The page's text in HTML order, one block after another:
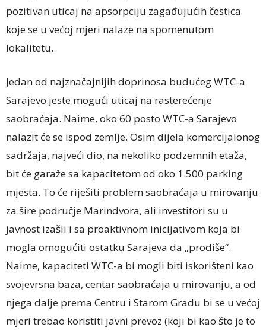
pozitivan uticaj na apsorpciju zagađujućih čestica
koje se u većoj mjeri nalaze na spomenutom
lokalitetu.
Jedan od najznačajnijih doprinosa budućeg WTC-a
Sarajevo jeste mogući uticaj na rasterećenje
saobraćaja. Naime, oko 60 posto WTC-a Sarajevo
nalazit će se ispod zemlje. Osim dijela komercijalonog
sadržaja, najveći dio, na nekoliko podzemnih etaža,
bit će garaže sa kapacitetom od oko 1.500 parking
mjesta. To će riješiti problem saobraćaja u mirovanju
za šire područje Marindvora, ali investitori su u
javnost izašli i sa proaktivnom inicijativom koja bi
mogla omogućiti ostatku Sarajeva da „prodiše“.
Naime, kapaciteti WTC-a bi mogli biti iskorišteni kao
svojevrsna baza, centar saobraćaja u mirovanju, a od
njega dalje prema Centru i Starom Gradu bi se u većoj
mjeri trebao koristiti javni prevoz (koji bi kao što je to